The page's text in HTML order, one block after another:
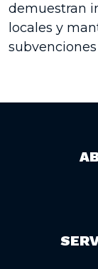
demuestran
locales y